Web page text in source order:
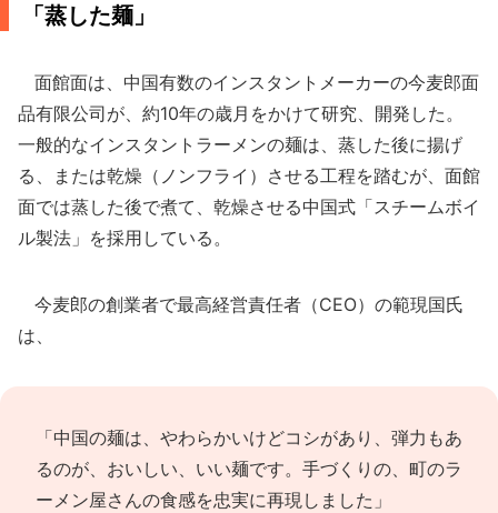
「蒸した麺」
面館面は、中国有数のインスタントメーカーの今麦郎面
品有限公司が、約10年の歳月をかけて研究、開発した。
一般的なインスタントラーメンの麺は、蒸した後に揚げ
る、または乾燥（ノンフライ）させる工程を踏むが、面館
面では蒸した後で煮て、乾燥させる中国式「スチームボイ
ル製法」を採用している。
今麦郎の創業者で最高経営責任者（CEO）の範現国氏
は、
「中国の麺は、やわらかいけどコシがあり、弾力もあ
るのが、おいしい、いい麺です。手づくりの、町のラ
ーメン屋さんの食感を忠実に再現しました」